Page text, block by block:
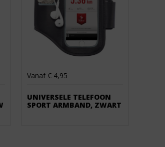
Vanaf € 4,95
UNIVERSELE TELEFOON
SPORT ARMBAND, ZWART